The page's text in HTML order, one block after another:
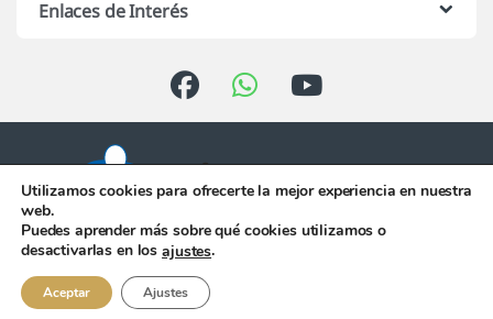
Enlaces de Interés
Atención telefónica de 10:00 h.
a 13:00 h. de Lunes a Viernes
956 344 058
Utilizamos cookies para ofrecerte la mejor experiencia en nuestra
web.
Puedes aprender más sobre qué cookies utilizamos o
desactivarlas en losajustes.
Aceptar Ajustes